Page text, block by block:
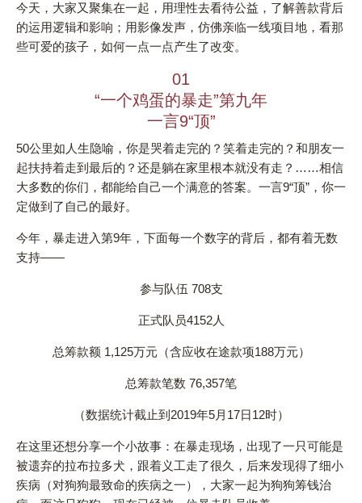
今天，大家又聚集在一起，用理性去看待公益，了解善款背后
的运用逻辑和影响；用影像发声，仿佛亲临一线项目地，看那
些可爱的孩子，如何一点一点产生了改变。
01
“一个鸡蛋的暴走”第九年
一言9“顶”
50公里如人生隐喻，你是哭着走完的？笑着走完的？和朋友一
起扶持着走到最后的？还是躺在家里根本就没有走？……相信
大多数的你们，都能给自己一个满意的答案。一言9“顶”，你一
定做到了自己的最好。
今年，暴走进入第9年，下面每一个数字的背后，都有着无数
支持——
参与队伍 708支
正式队员4152人
总筹款额 1,125万元（含应收在途款项188万元）
总筹款笔数 76,357笔
（数据统计截止到2019年5月17日12时）
在这里还想分享一个小故事：在暴走现场，出现了一只可能是
被遗弃的拉布拉多犬，跟着义工走了很久，后来发现得了细小
疾病（对狗狗最致命的疾病之一），大家一起为狗狗筹钱治